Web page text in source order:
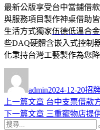
最新公版享受台中當鋪借
與服務項目製作神桌借助
生活方式獨家伍德低溫合金
些DAQ硬體含嵌入式控制
化秉持台灣工藝製作為您
者
admin佈
日
期:
2024-12-20類
招
文
章
上一篇文章 上
一
台中支票借款
下一篇文章 下
三重寵物店提
搜